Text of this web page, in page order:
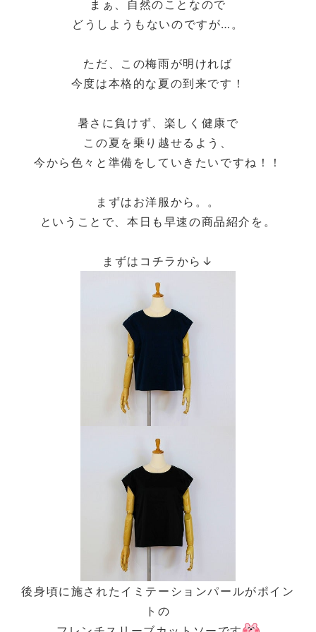
まぁ、自然のことなので
どうしようもないのですが…。
ただ、この梅雨が明ければ
今度は本格的な夏の到来です！
暑さに負けず、楽しく健康で
この夏を乗り越せるよう、
今から色々と準備をしていきたいですね！！
まずはお洋服から。。
ということで、本日も早速の商品紹介を。
まずはコチラから↓
後身頃に施されたイミテーションパールがポイン
トの